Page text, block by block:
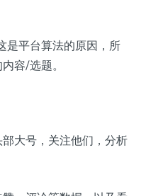
平台算法的原因，所
容/选题。
大号，关注他们，分析